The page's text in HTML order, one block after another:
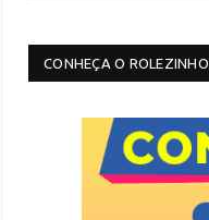
CONHEÇA O ROLEZINHO